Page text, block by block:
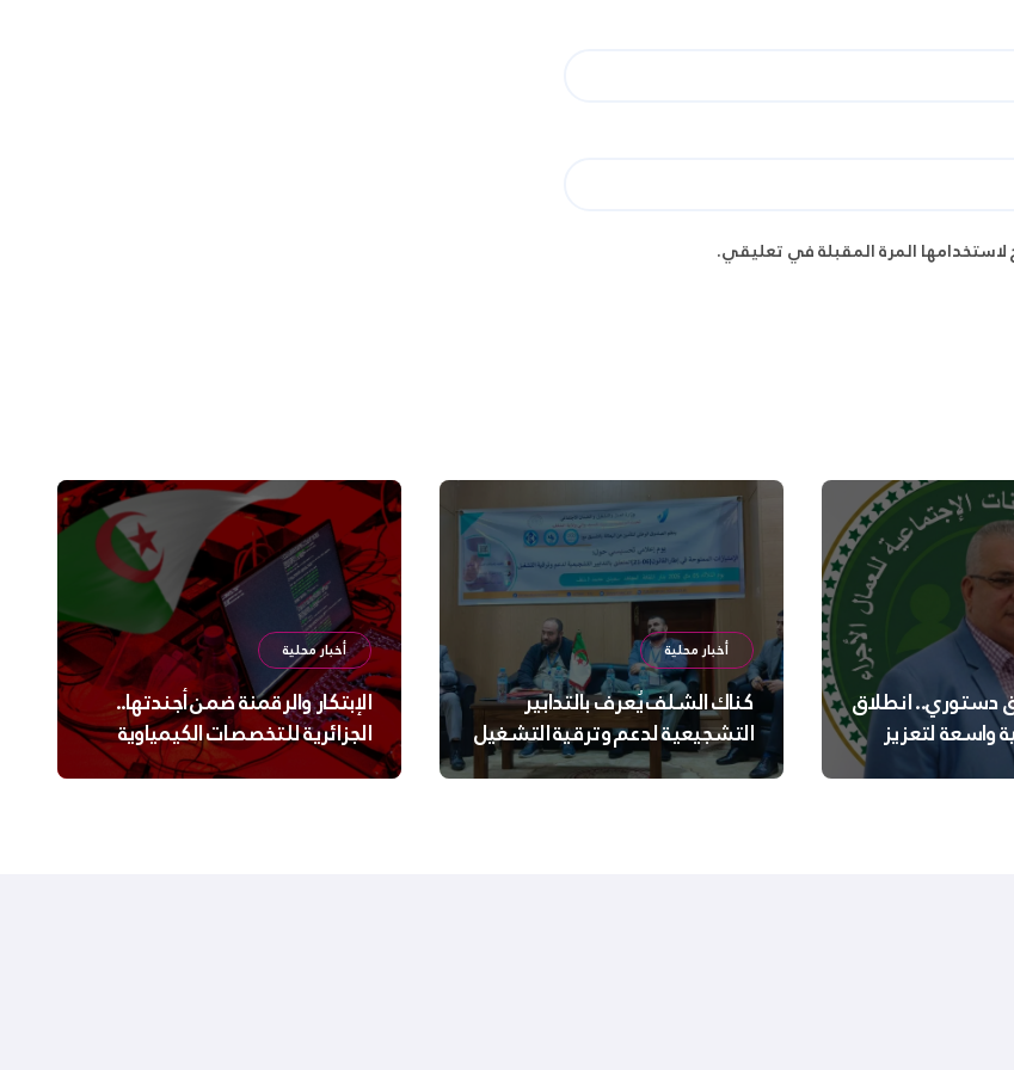
المرة المقبلة في تعليقي.
دستوري.. انطلاق
لتعزيز
والنفسية
أخبار محلية
كناك الشلف يُعرف بالتدابير
التشجيعية لدعم وترقية التشغيل
أخبار محلية
الإبتكار والرقمنة ضمن أجندتها..
الجزائرية للتخصصات الكيمياوية
ترعى تحدي الإبتكار الجزائري